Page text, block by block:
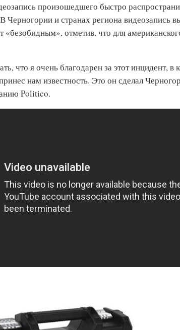
произошедшего быстро
Черногории и странах региона видеозапись
«безобидным», отметив, что для
что я очень благодарен за этот инцидент, в
нам известность. Это он сделал
Politico.